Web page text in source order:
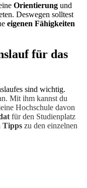
Orientierung und
Deswegen solltest
eigenen Fähigkeiten
für das
sind wichtig.
. Mit ihm kannst du
Hochschule davon
für den Studienplatz
Tipps zu den einzelnen